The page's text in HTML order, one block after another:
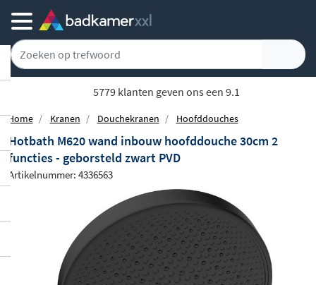
5779 klanten geven ons een 9.1
Home Kranen Douchekranen Hoofddouches
Hotbath M620 wand inbouw hoofddouche 30cm 2
functies - geborsteld zwart PVD
Artikelnummer: 4336563